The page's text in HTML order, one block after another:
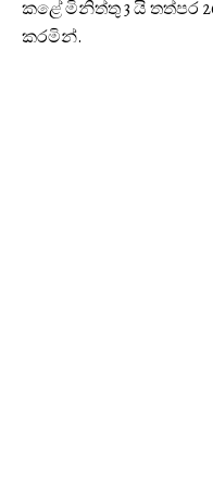
කළේ මිනිත්තු 3 යි තත්පර
කරමින්.